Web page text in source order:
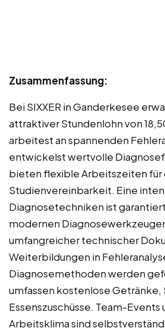
Zusammenfassung:
Bei SIXXER in Ganderkesee
attraktiver Stundenlohn von
arbeitest an spannenden
entwickelst wertvolle
bieten flexible Arbeitszeiten für
Studienvereinbarkeit. Eine
Diagnosetechniken ist
modernen
umfangreicher technischer
Weiterbildungen in
Diagnosemethoden werden
umfassen kostenlose Getränke,
Essenszuschüsse. Team-Events
Arbeitsklima sind